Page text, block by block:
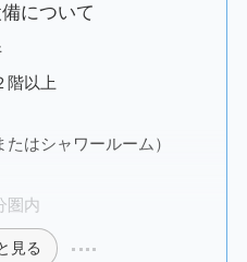
について
階以上
はシャワールーム）
圏内
見る